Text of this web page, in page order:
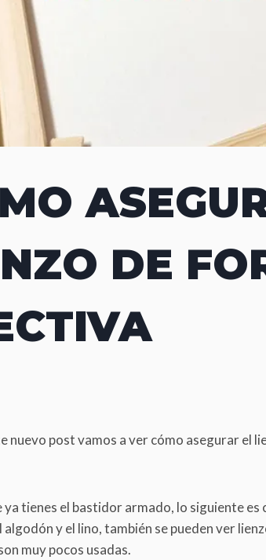
DE
nuevo post vamos a ver cómo asegurar
ya tienes el bastidor armado, lo siguiente
algodón y el lino, también se pueden ver
muy pocos usadas.